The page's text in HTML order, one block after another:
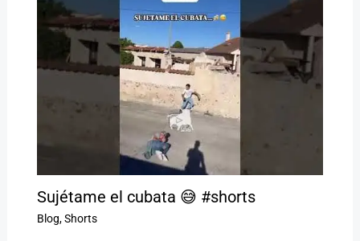
Sujétame el cubata 😅 #shorts
Blog,Shorts